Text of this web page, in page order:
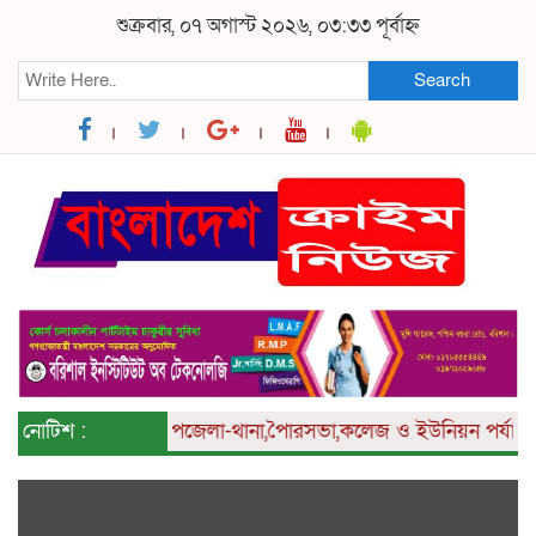
শুক্রবার, ০৭ অগাস্ট ২০২৬, ০৩:৩৩ পূর্বাহ্ন
Search
নোটিশ :
বিভিন্নজেলা,উপজেলা-থানা,পৈারসভা,কলেজ ও ইউনিয়ন পর্যায়